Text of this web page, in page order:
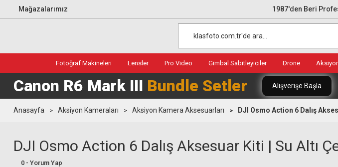
Mağazalarımız 1987'den Beri
Fotoğraf Makineleri Lensler Pro Video Gimbal Sabitleyiciler Drone
Canon R6 Mark III Bundle Setler Alışverişe Başla
Anasayfa Aksiyon Kameraları Aksiyon Kamera Aksesuarları DJI Osmo Action 6 Dalış
DJI Osmo Action 6 Dalış Aksesuar Kiti | Su Altı
0 - Yorum Yap